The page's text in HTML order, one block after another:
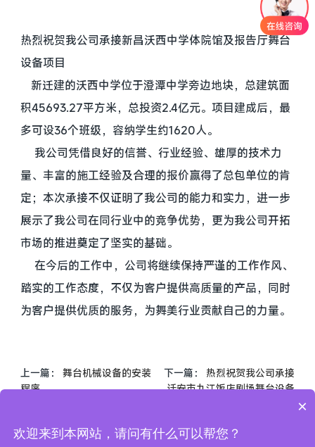
热烈祝贺我公司承接新昌沃西中学体院馆及报告厅舞台
设备项目
新迁建的沃西中学位于澄潭中学旁边地块，总建筑面
积45693.27平方米，总投资2.4亿元。项目建成后，最
多可设36个班级，容纳学生约1620人。
我公司凭借良好的信誉、行业经验、雄厚的技术力
量、丰富的施工经验及合理的报价赢得了总包单位的肯
定；本次承接不仅证明了我公司的能力和实力，进一步
展示了我公司在同行业中的竞争优势，更为我公司开拓
市场的推进奠定了坚实的基础。
在今后的工作中，公司将继续保持严谨的工作作风、
踏实的工作态度，不仅为客户提供高质量的产品，同时
为客户提供优质的服务，为舞美行业贡献自己的力量。
上一篇：
舞台机械设备的安装
程序
下一篇：
热烈祝贺我公司承接
迁安市九江饭店剧场舞台设备
×
欢迎来到本网站，请问有什么可以帮您？